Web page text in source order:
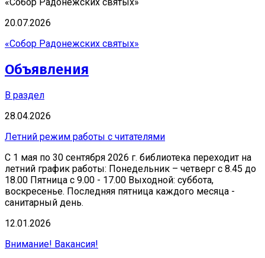
20.07.2026
«Собор Радонежских святых»
Объявления
В раздел
28.04.2026
Летний режим работы с читателями
С 1 мая по 30 сентября 2026 г. библиотека переходит на
летний график работы: Понедельник – четверг с 8.45 до
18.00 Пятница с 9.00 - 17.00 Выходной: суббота,
воскресенье. Последняя пятница каждого месяца -
санитарный день.
12.01.2026
Внимание! Вакансия!